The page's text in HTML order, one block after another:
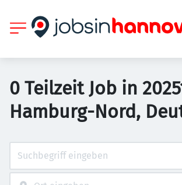
0 Teilzeit Job in
Hamburg-Nord,